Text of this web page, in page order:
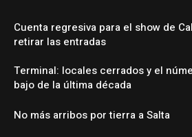
Cuenta regresiva para el show de
retirar las entradas
Terminal: locales cerrados y el
bajo de la última década
No más arribos por tierra a Salta